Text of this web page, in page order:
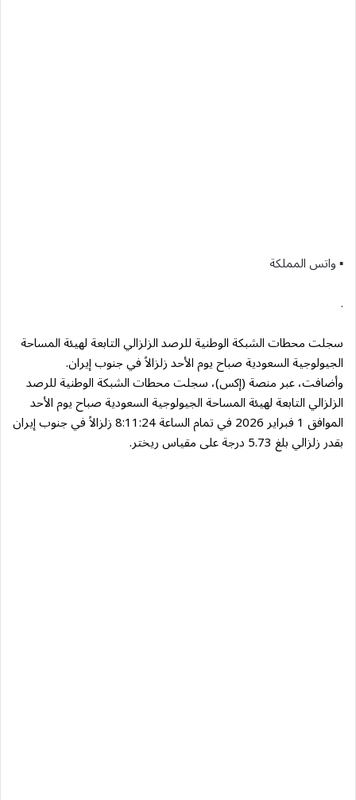
▪︎ واتس المملكة
.
سجلت محطات الشبكة الوطنية للرصد الزلزالي التابعة لهيئة المساحة
الجيولوجية السعودية صباح يوم الأحد زلزالاً في جنوب إيران.
وأضافت، عبر منصة (إكس)، سجلت محطات الشبكة الوطنية للرصد
الزلزالي التابعة لهيئة المساحة الجيولوجية السعودية صباح يوم الأحد
الموافق 1 فبراير 2026 في تمام الساعة 8:11:24 زلزالاً في جنوب إيران
بقدر زلزالي بلغ 5.73 درجة على مقياس ريختر.